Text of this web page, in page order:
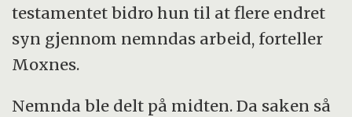
testamentet bidro hun til at flere endret
syn gjennom nemndas arbeid, forteller
Moxnes.
Nemnda ble delt på midten. Da saken så